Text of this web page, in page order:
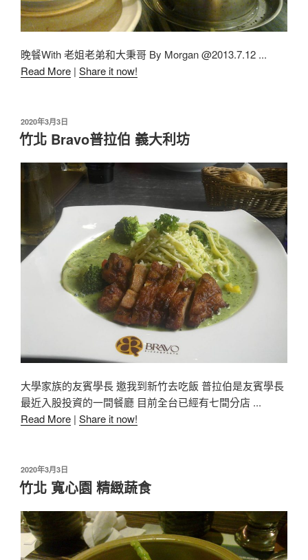
晚餐With 老姐老弟和大秉哥 By Morgan @2013.7.12 ...
Read More | Share it now!
2020年3月3日
竹北 Bravo普拉伯 義大利坊
大學家族的友賓學長 邀我到新竹去吃飯 普拉伯是友賓學長
最近入股投資的一間餐廳 目前全台已經有七間分店 ...
Read More | Share it now!
2020年3月3日
竹北 寬心園 精緻蔬食